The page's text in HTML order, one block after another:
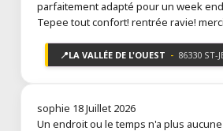
parfaitement adapté pour un week
Tepee tout confort! rentrée ravie! merci
📍LA VALLÉE DE L'OUEST - 86330 ST-
sophie 18 Juillet 2026
Un endroit ou le temps n'a plus